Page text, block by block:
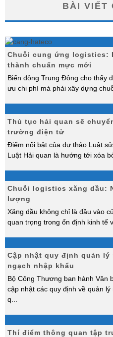
BÀI VIẾT
Chuỗi cung ứng logistics:
thành chuẩn mực mới
Biến động Trung Đông cho thấy
ưu chi phí mà phải xây dựng
Thủ tục hải quan sẽ
trường điện tử
Điểm nổi bật của dự thảo Luật
Luật Hải quan là hướng tới xóa
Chuỗi logistics xăng dầu:
lượng
Xăng dầu không chỉ là đầu vào
quan trọng trong ổn định kinh tế
Cập nhật quy định quản
ngạch nhập khẩu
Bộ Công Thương ban hành Văn
cập nhật các quy định về quản
q
Thí điểm thông quan tập